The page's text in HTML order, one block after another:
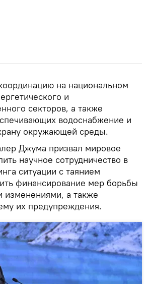
на национальном
и
секторов, а также
водоснабжение и
окружающей среды.
Джума призвал мировое
научное сотрудничество в
ситуации с таянием
финансирование мер борьбы
изменениями, а также
их предупреждения.